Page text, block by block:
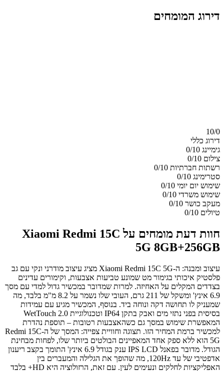
דירוג המומחים
10/0
דירוג כללי
גימיינג 0/10
צילום 0/10
רשתות חברתיות 0/10
סטרימינג 0/10
שימוש יום יומי 0/10
שימוש משרדי 0/10
מעקב כושר 0/10
טיולים 0/10
חוות דעת מומחים על Xiaomi Redmi 15C
5G 8GB+256GB
עיצוב ומבנה: ה-Xiaomi Redmi 15C 5G מציג עיצוב מודרני ונקי עם גב
פלסטיק איכותי בגימור מט שמונע טביעות אצבעות, וקימורים עדינים
בצדדים המקלים על האחיזה. למרות שמדובר במכשיר גדול למדי עם מסך
6.9 אינץ' ומשקל של 211 גרם, העובי שלו נשמר על 8.2 מ"מ בלבד, מה
שמעניק לו תחושה דקה ונוחה ביד. בנוסף, המכשיר מגיע עם עמידות
בסיסית בפני נתזי מים ואבק בתקן IP64 וטכנולוגיית WetTouch 2.0
המאפשרת שימוש במסך גם כשהאצבעות רטובות – תוספת נהדרת
למכשיר ברמת המחיר הזו. תצוגה וחוויית צפייה: המסך של ה-Redmi 15C
5G הוא ללא ספק אחד המאפיינים הבולטים ביותר שלו, לפחות מבחינת
הגודל. מדובר בפאנל IPS LCD ענק בגודל 6.9 אינץ' התומך בקצב ריענון
אדפטיבי של עד 120Hz, מה שהופך את הגלילה והמעברים בין
האפליקציות לחלקים ונעימים לעין. עם זאת, הרזולוציה היא HD+ בלבד